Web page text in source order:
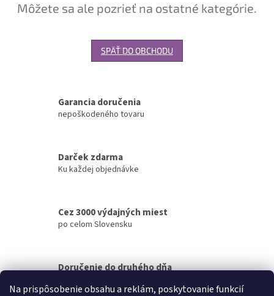
Na prispôsobenie obsahu a reklám, poskytovanie funkcií
Môžete sa ale pozrieť na ostatné kategórie.
SPÄŤ DO OBCHODU
Garancia doručenia
nepoškodeného tovaru
Darček zdarma
Ku každej objednávke
Cez 3000 výdajných miest
po celom Slovensku
Doručenie do druhého dňa